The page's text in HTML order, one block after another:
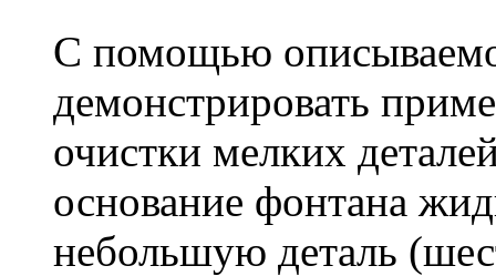
С помощью
демонстрировать
очистки мелких
основание фонтана
небольшую деталь